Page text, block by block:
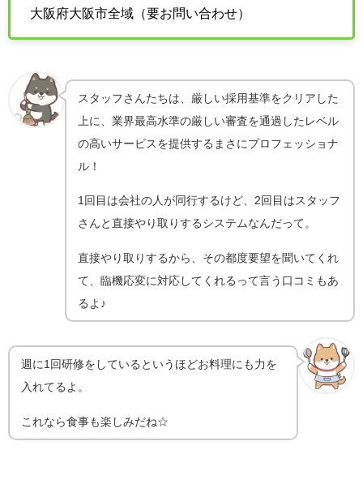
大阪府大阪市全域（要お問い合わせ）
スタッフさんたちは、厳しい採用基準をクリアした
上に、業界最高水準の厳しい審査を通過したレベル
の高いサービスを提供するまさにプロフェッショナ
ル！
1回目は会社の人が同行するけど、2回目はスタッフ
さんと直接やり取りするシステムなんだって。
直接やり取りするから、その都度要望を聞いてくれ
て、臨機応変に対応してくれるって言う口コミもあ
るよ♪
週に1回研修をしているというほどお料理にも力を
入れてるよ。
これなら食事も楽しみだね☆